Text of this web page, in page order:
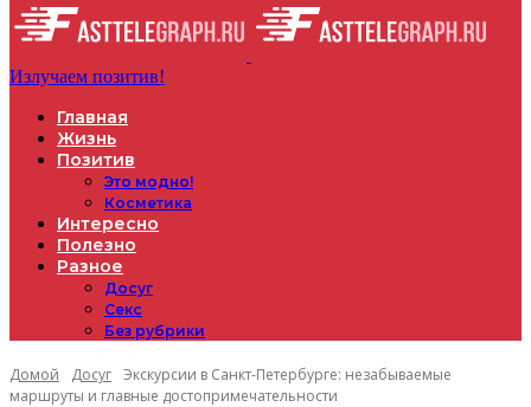
Излучаем позитив!
Главная
Жизнь
Позитив
Это модно!
Косметика
Интересно
Полезно
Разное
Досуг
Секс
Без рубрики
Домой Досуг Экскурсии в Санкт-Петербурге: незабываемые
маршруты и главные достопримечательности